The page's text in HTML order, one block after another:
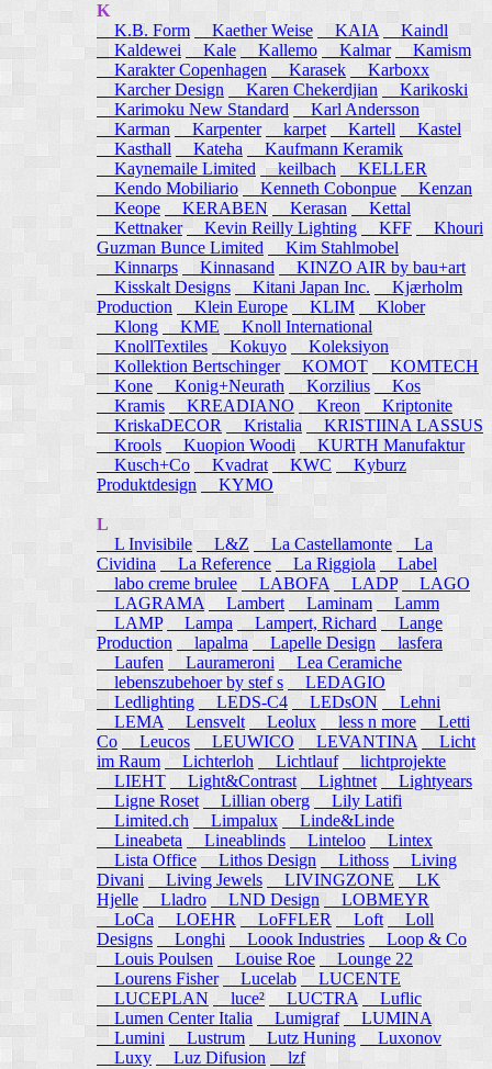
K
K.B. Form
Kaether Weise KAIA
Kaindl
Kaldewei
Kale Kallemo Kalmar
Kamism
Karakter Copenhagen
Karasek
Karboxx
Karcher Design
Karen Chekerdjian
Karikoski
Karimoku New Standard
Karl Andersson
Karman
Karpenter karpet Kartell
Kastel
Kasthall
Kateha
Kaufmann Keramik
Kaynemaile Limited keilbach
KELLER
Kendo Mobiliario
Kenneth Cobonpue
Kenzan
Keope
KERABEN Kerasan
Kettal
Kettnaker Kevin Reilly Lighting KFF
Khouri
Guzman Bunce Limited
Kim Stahlmobel
Kinnarps
Kinnasand
KINZO AIR by bau+art
Kisskalt Designs
Kitani Japan Inc.
Kjærholm
Production
Klein Europe KLIM
Klober
Klong
KME
Knoll International
KnollTextiles
Kokuyo
Koleksiyon
Kollektion Bertschinger KOMOT
KOMTECH
Kone
Konig+Neurath Korzilius
Kos
Kramis
KREADIANO Kreon
Kriptonite
KriskaDECOR
Kristalia
KRISTIINA LASSUS
Krools
Kuopion Woodi
KURTH Manufaktur
Kusch+Co
Kvadrat KWC
Kyburz
Produktdesign
KYMO
L
L Invisibile
L&Z La Castellamonte
La
Cividina
La Reference La Riggiola
Label
labo creme brulee
LABOFA LADP
LAGO
LAGRAMA
Lambert Laminam
Lamm
LAMP
Lampa Lampert, Richard
Lange
Production
lapalma Lapelle Design
lasfera
Laufen
Laurameroni
Lea Ceramiche
lebenszubehoer by stef s
LEDAGIO
Ledlighting
LEDS-C4 LEDsON
Lehni
LEMA
Lensvelt Leolux less n more
Letti
Co
Leucos LEUWICO LEVANTINA
Licht
im Raum
Lichterloh Lichtlauf lichtprojekte
LIEHT
Light&Contrast Lightnet
Lightyears
Ligne Roset
Lillian oberg
Lily Latifi
Limited.ch
Limpalux
Linde&Linde
Lineabeta
Lineablinds Linteloo
Lintex
Lista Office Lithos Design Lithoss
Living
Divani
Living Jewels LIVINGZONE
LK
Hjelle
Lladro LND Design
LOBMEYR
LoCa
LOEHR LoFFLER Loft
Loll
Designs
Longhi Loook Industries
Loop & Co
Louis Poulsen
Louise Roe
Lounge 22
Lourens Fisher
Lucelab
LUCENTE
LUCEPLAN
luce² LUCTRA
Luflic
Lumen Center Italia
Lumigraf
LUMINA
Lumini
Lustrum Lutz Huning
Luxonov
Luxy
Luz Difusion lzf